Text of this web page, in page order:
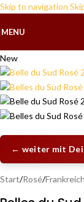
Skip to navigation
MENU
New
← weiter mit
Start/Rosé/Frankreich